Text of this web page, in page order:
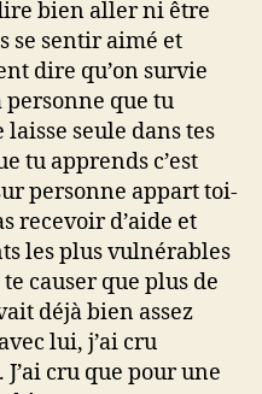
bien aller ni être
se sentir aimé et
dire qu’on survie
que tu
seule dans tes
tu apprends c’est
personne appart toi-
recevoir d’aide et
les plus vulnérables
causer que plus de
déjà bien assez
lui, j’ai cru
cru que pour une